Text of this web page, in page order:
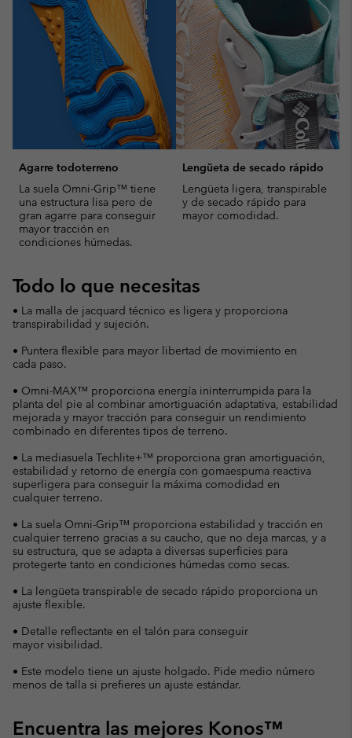
Agarre todoterreno
La suela Omni-Grip™ tiene
una estructura lisa pero de
gran agarre para conseguir
mayor tracción en
condiciones húmedas.
Lengüeta de secado rápido
Lengüeta ligera, transpirable
y de secado rápido para
mayor comodidad.
Todo lo que necesitas
• La malla de jacquard técnico es ligera y proporciona
transpirabilidad y sujeción.
• Puntera flexible para mayor libertad de movimiento en
cada paso.
• Omni-MAX™ proporciona energía ininterrumpida para la
planta del pie al combinar amortiguación adaptativa, estabilidad
mejorada y mayor tracción para conseguir un rendimiento
combinado en diferentes tipos de terreno.
• La mediasuela Techlite+™ proporciona gran amortiguación,
estabilidad y retorno de energía con gomaespuma reactiva
superligera para conseguir la máxima comodidad en
cualquier terreno.
• La suela Omni-Grip™ proporciona estabilidad y tracción en
cualquier terreno gracias a su caucho, que no deja marcas, y a
su estructura, que se adapta a diversas superficies para
protegerte tanto en condiciones húmedas como secas.
• La lengüeta transpirable de secado rápido proporciona un
ajuste flexible.
• Detalle reflectante en el talón para conseguir
mayor visibilidad.
• Este modelo tiene un ajuste holgado. Pide medio número
menos de talla si prefieres un ajuste estándar.
Encuentra las mejores Konos™